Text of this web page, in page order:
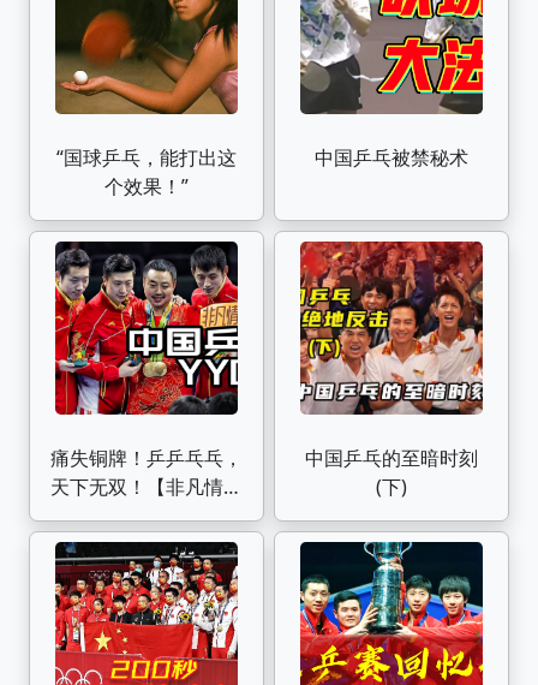
“国球乒乓，能打出这
个效果！”
中国乒乓被禁秘术
痛失铜牌！乒乒乓乓，
天下无双！【非凡情报
局04】
中国乒乓的至暗时刻
(下)